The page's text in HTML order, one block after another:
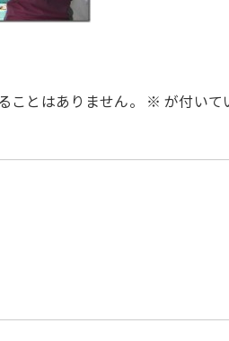
ことはありません。 ※ が付いて